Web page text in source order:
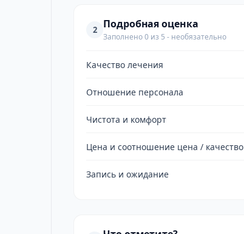
2 Подробная оценка
Заполнено 0 из 5 - необязательно
Качество лечения
Отношение персонала
Чистота и комфорт
Цена и соотношение цена / качество
Запись и ожидание